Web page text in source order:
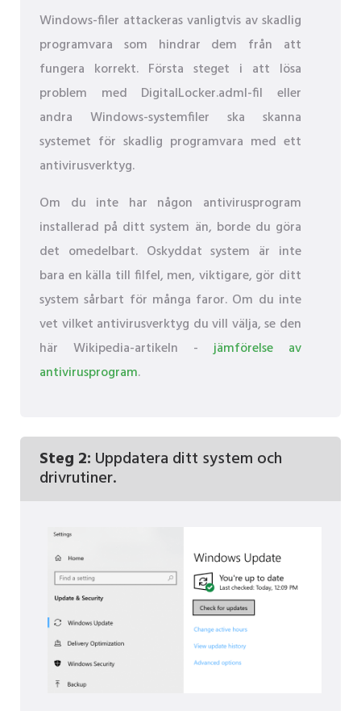
Windows-filer attackeras vanligtvis av skadlig
programvara som hindrar dem från att
fungera korrekt. Första steget i att lösa
problem med DigitalLocker.adml-fil eller
andra Windows-systemfiler ska skanna
systemet för skadlig programvara med ett
antivirusverktyg.
Om du inte har någon antivirusprogram
installerad på ditt system än, borde du göra
det omedelbart. Oskyddat system är inte
bara en källa till filfel, men, viktigare, gör ditt
system sårbart för många faror. Om du inte
vet vilket antivirusverktyg du vill välja, se den
här Wikipedia-artikeln -jämförelse av
antivirusprogram.
Steg 2: Uppdatera ditt system och
drivrutiner.